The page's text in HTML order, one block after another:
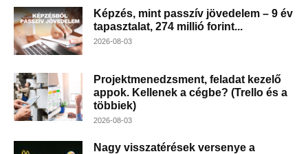
Képzés, mint passzív jövedelem – 9 év
tapasztalat, 274 millió forint...
2026-08-03
Projektmenedzsment, feladat kezelő
appok. Kellenek a cégbe? (Trello és a
többiek)
2026-08-03
Nagy visszatérések versenye a